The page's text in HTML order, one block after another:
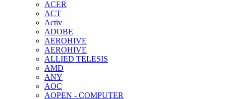
ACER
ACT
Activ
ADOBE
AEROHIVE
AEROHIVE
ALLIED TELESIS
AMD
ANY
AOC
AOPEN - COMPUTER